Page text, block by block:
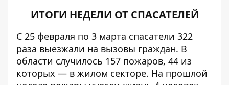
ИТОГИ НЕДЕЛИ ОТ СПАСАТЕЛЕЙ
С 25 февраля по 3 марта спасатели 322
раза выезжали на вызовы граждан. В
области случилось 157 пожаров, 44 из
которых — в жилом секторе. На прошлой